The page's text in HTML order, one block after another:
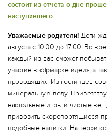
состоит из отчета о дне
наступившего.
Уважаемые родители! Дети
августа с 10:00 до 17:00. Во
каждый из вас сможет
участие в «Ярмарке идей», а
проводящих. Из гостинцев
минеральную воду.
настольные игры и чистые
привозить скоропортящиеся
подобные напитки. На